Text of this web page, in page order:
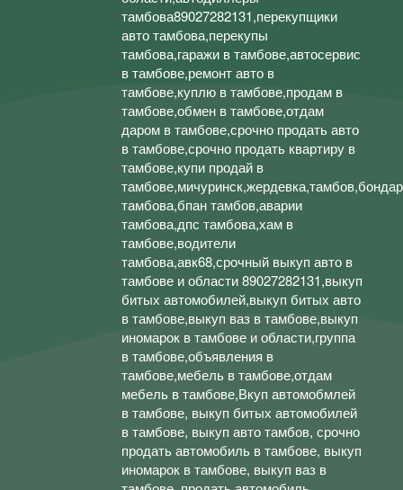
тамбова89027282131,перекупщики
авто тамбова,перекупы
тамбова,гаражи в тамбове,автосервис
в тамбове,ремонт авто в
тамбове,куплю в тамбове,продам в
тамбове,обмен в тамбове,отдам
даром в тамбове,срочно продать авто
в тамбове,срочно продать квартиру в
тамбове,купи продай в
тамбова,бпан тамбов,аварии
тамбова,дпс тамбова,хам в
тамбове,водители
тамбова,авк68,срочный выкуп авто в
тамбове и области 89027282131,выкуп
битых автомобилей,выкуп битых авто
в тамбове,выкуп ваз в тамбове,выкуп
иномарок в тамбове и области,группа
в тамбове,объявления в
тамбове,мебель в тамбове,отдам
мебель в тамбове,Вкуп автомобмлей
в тамбове, выкуп битых автомобилей
в тамбове, выкуп авто тамбов, срочно
продать автомобиль в тамбове, выкуп
иномарок в тамбове, выкуп ваз в